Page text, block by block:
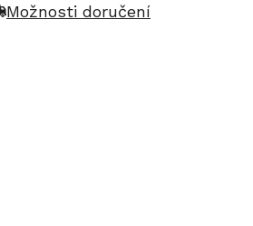
Možnosti doručení